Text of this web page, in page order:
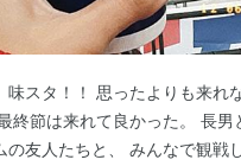
味スタ！！ 思ったよりも来れ
終節は来れて良かった。 長男
の友人たちと、 みんなで観戦